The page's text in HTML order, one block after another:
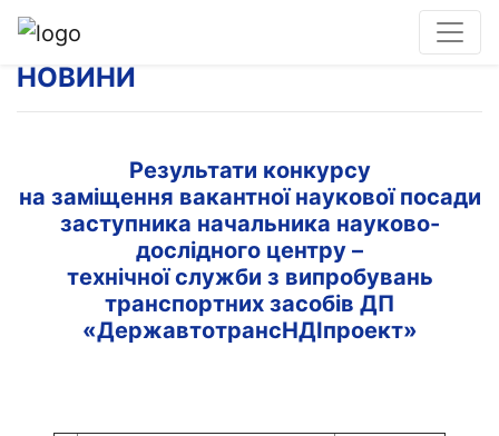
НОВИНИ
Результати конкурсу
на заміщення вакантної наукової посади
заступника начальника науково-
дослідного центру –
технічної служби з випробувань
транспортних засобів ДП
«ДержавтотрансНДІпроект»